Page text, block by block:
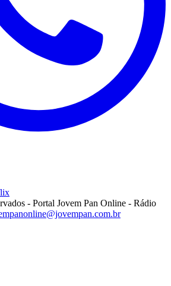
- Portal Jovem Pan Online - Rádio